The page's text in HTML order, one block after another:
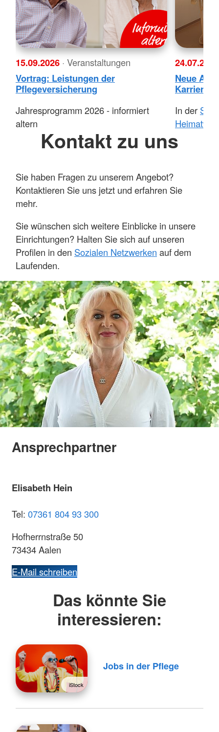
15.09.2026 · Veranstaltungen
Vortrag: Leistungen der
Pflegeversicherung
Jahresprogramm 2026 - informiert
altern
Neue
In der
Kontakt zu uns
Sie haben Fragen zu unserem Angebot?
Kontaktieren Sie uns jetzt und erfahren Sie
mehr.
Sie wünschen sich weitere Einblicke in unsere
Einrichtungen? Halten Sie sich auf unseren
Profilen in den Sozialen Netzwerken auf dem
Laufenden.
Ansprechpartner
Elisabeth Hein
Tel: 07361 804 93 300
Hofherrnstraße 50
73434 Aalen
E-Mail schreiben
Das könnte Sie
interessieren:
iStock
Jobs in der Pflege